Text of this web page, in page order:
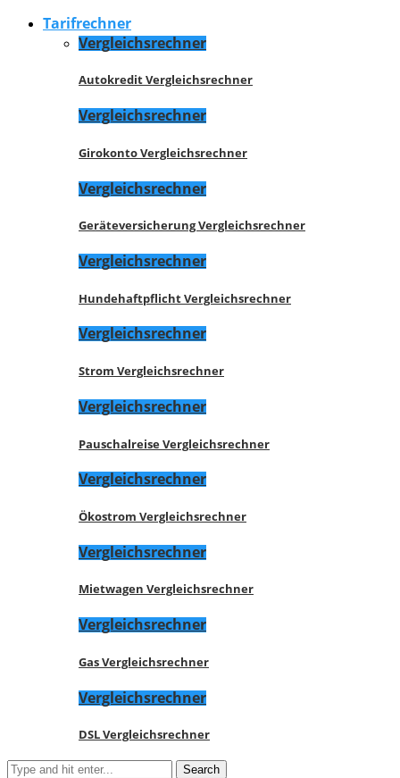
Tarifrechner
Vergleichsrechner
Autokredit Vergleichsrechner
Vergleichsrechner
Girokonto Vergleichsrechner
Vergleichsrechner
Geräteversicherung Vergleichsrechner
Vergleichsrechner
Hundehaftpflicht Vergleichsrechner
Vergleichsrechner
Strom Vergleichsrechner
Vergleichsrechner
Pauschalreise Vergleichsrechner
Vergleichsrechner
Ökostrom Vergleichsrechner
Vergleichsrechner
Mietwagen Vergleichsrechner
Vergleichsrechner
Gas Vergleichsrechner
Vergleichsrechner
DSL Vergleichsrechner